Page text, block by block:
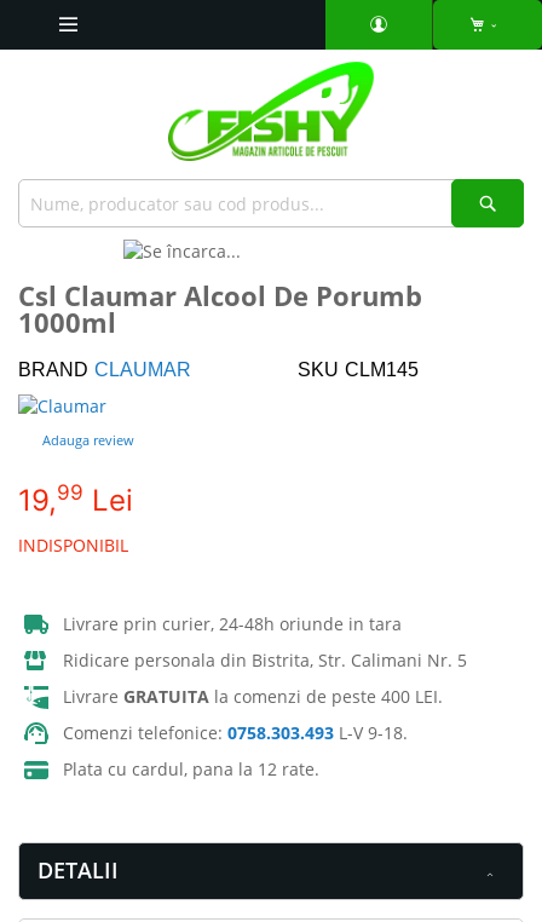
the
end
the
images
gallery
to
the
of
the
images
gallery
Csl Claumar Alcool De Porumb
1000ml
BRAND CLAUMAR SKU CLM145
Adauga review
19,99 Lei
INDISPONIBIL
Livrare prin curier, 24-48h oriunde in tara
Ridicare personala din Bistrita, Str. Calimani Nr. 5
Livrare GRATUITA la comenzi de peste 400 LEI.
Comenzi telefonice: 0758.303.493 L-V 9-18.
Plata cu cardul, pana la 12 rate.
DETALII